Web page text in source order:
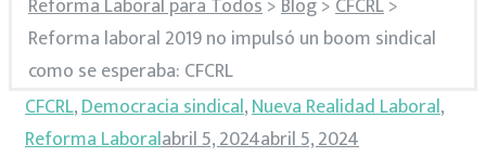
Reforma Laboral para Todos>Blog>CFCRL>
Reforma laboral 2019 no impulsó un boom sindical
como se esperaba: CFCRL
CFCRL,Democracia sindical,Nueva Realidad Laboral,
Reforma Laboralabril 5, 2024abril 5, 2024